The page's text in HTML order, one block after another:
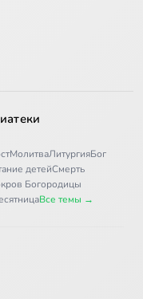
МолитваЛитургияБог
детейСмерть
Богородицы
Все темы →